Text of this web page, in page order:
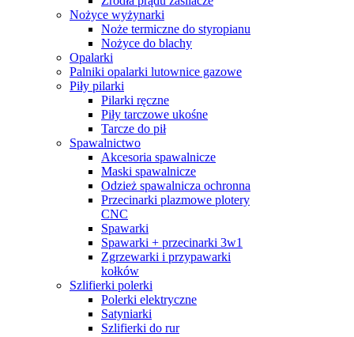
Nożyce wyżynarki
Noże termiczne do styropianu
Nożyce do blachy
Opalarki
Palniki opalarki lutownice gazowe
Piły pilarki
Pilarki ręczne
Piły tarczowe ukośne
Tarcze do pił
Spawalnictwo
Akcesoria spawalnicze
Maski spawalnicze
Odzież spawalnicza ochronna
Przecinarki plazmowe plotery
CNC
Spawarki
Spawarki + przecinarki 3w1
Zgrzewarki i przypawarki
kołków
Szlifierki polerki
Polerki elektryczne
Satyniarki
Szlifierki do rur